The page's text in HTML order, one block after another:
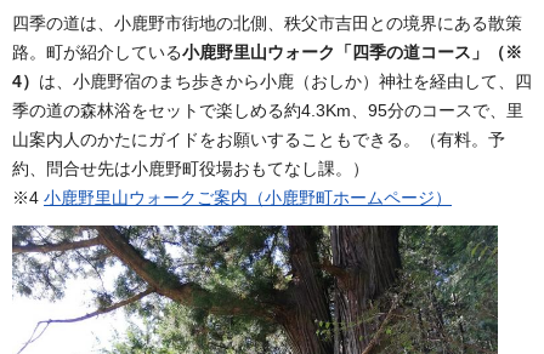
四季の道は、小鹿野市街地の北側、秩父市吉田との境界にある散策
路。町が紹介している小鹿野里山ウォーク「四季の道コース」（※
4） は、小鹿野宿のまち歩きから小鹿（おしか）神社を経由して、四
季の道の森林浴をセットで楽しめる約4.3Km、95分のコースで、里
山案内人のかたにガイドをお願いすることもできる。（有料。予
約、問合せ先は小鹿野町役場おもてなし課。）
※4 小鹿野里山ウ ォークご案内（小鹿野町ホームページ）